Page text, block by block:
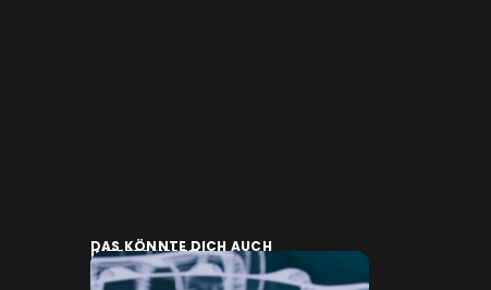
DAS KÖNNTE DICH AUCH
INTERESSIEREN: